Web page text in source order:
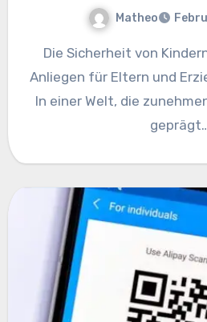
Matheo
Die Sicherheit von Kindern ist ein zentrales
Anliegen für Eltern und
In einer Welt, die